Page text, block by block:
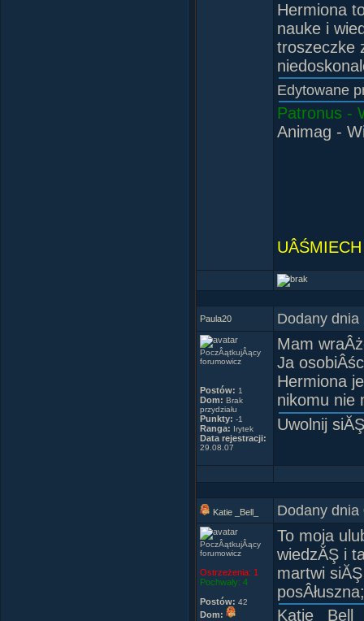
Hermiona
nauke i
troszeczke
Edytowane
Patronus -
Animag -
ZAPALIĂ
LubiĂŞ
son
MOJÂĄ
Paula20 Dodany
PoczÂątkujÂący
forumowicz
Postów: 1
Dom: Brak
przydziału
Punkty: -1
Ranga: Irytek
Data rejestracji:
29.08.07
Mam
Ja
Hermiona
nikomu nie
Uwolnij
Katie _Bell_ Dodany
PoczÂątkujÂący
forumowicz
Ostrzeżenia: 1
Pochwały: 4
Postów: 42
Dom:
To moja
wiedzĂŞ i
martwi
Katie _Bell_